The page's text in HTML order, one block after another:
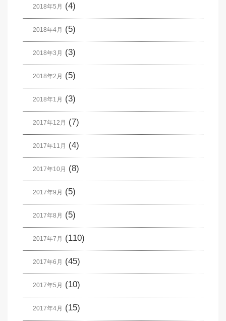
2018年5月 (4)
2018年4月 (5)
2018年3月 (3)
2018年2月 (5)
2018年1月 (3)
2017年12月 (7)
2017年11月 (4)
2017年10月 (8)
2017年9月 (5)
2017年8月 (5)
2017年7月 (110)
2017年6月 (45)
2017年5月 (10)
2017年4月 (15)